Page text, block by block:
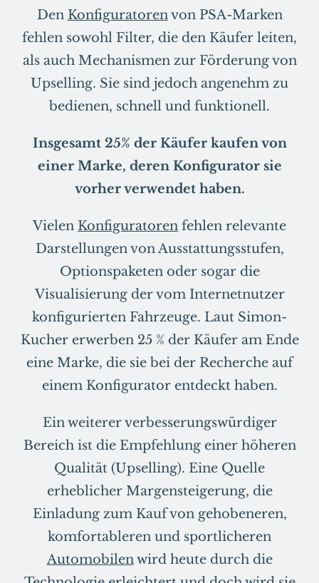
Den Konfiguratorenvon PSA-Marken
fehlen sowohl Filter, die den Käufer leiten,
als auch Mechanismen zur Förderung von
Upselling. Sie sind jedoch angenehm zu
bedienen, schnell und funktionell.
Insgesamt 25% der Käufer kaufen von
einer Marke, deren Konfigurator sie
vorher verwendet haben.
Vielen Konfiguratoren fehlen relevante
Darstellungen von Ausstattungsstufen,
Optionspaketen oder sogar die
Visualisierung der vom Internetnutzer
konfigurierten Fahrzeuge. Laut Simon-
Kucher erwerben 25 % der Käufer am Ende
eine Marke, die sie bei der Recherche auf
einem Konfigurator entdeckt haben.
Ein weiterer verbesserungswürdiger
Bereich ist die Empfehlung einer höheren
Qualität (Upselling). Eine Quelle
erheblicher Margensteigerung, die
Einladung zum Kauf von gehobeneren,
komfortableren und sportlicheren
Automobilenwird heute durch die